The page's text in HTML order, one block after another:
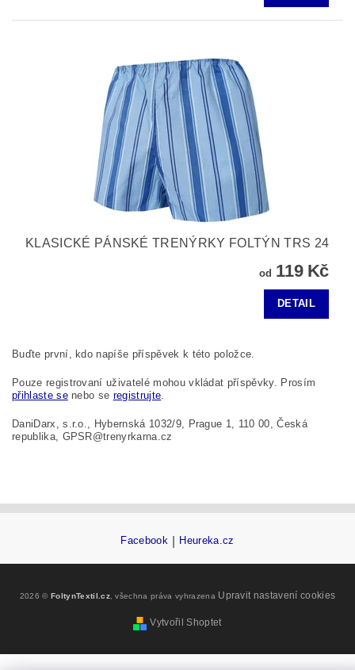
KLASICKÉ PÁNSKÉ TRENÝRKY FOLTÝN TRS 24
od 119 Kč
DETAIL
Buďte první, kdo napíše příspěvek k této položce.
Pouze registrovaní uživatelé mohou vkládat příspěvky. Prosím
přihlaste senebo se registrujte
DaniDarx, s.r.o., Hybernská 1032/9, Prague 1, 110 00, Česká
republika, GPSR@trenyrkarna.cz
Facebook Heureka.cz
2026 ©FoltynTextil.cz, všechna práva vyhrazena Upravit nastavení cookies
Vytvořil Shoptet